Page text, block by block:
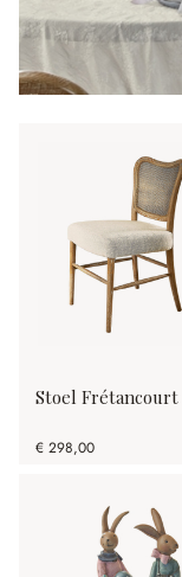
Stoel Frétancourt
€ 298,00